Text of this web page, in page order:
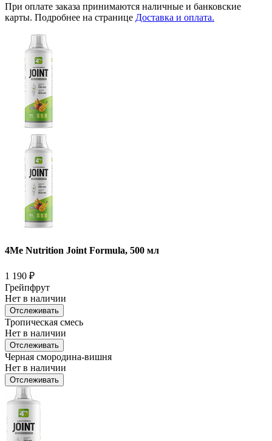
При оплате заказа принимаются наличные и банковские
карты. Подробнее на странице Доставка и оплата.
4Me Nutrition Joint Formula, 500 мл
1 190 ₽
Грейпфрут
Нет в наличии
Отслеживать
Тропическая смесь
Нет в наличии
Отслеживать
Черная смородина-вишня
Нет в наличии
Отслеживать